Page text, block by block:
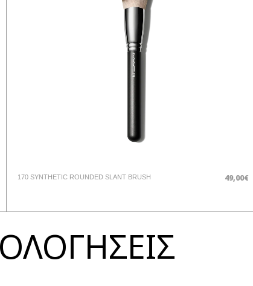
170 SYNTHETIC ROUNDED SLANT BRUSH 49,00€